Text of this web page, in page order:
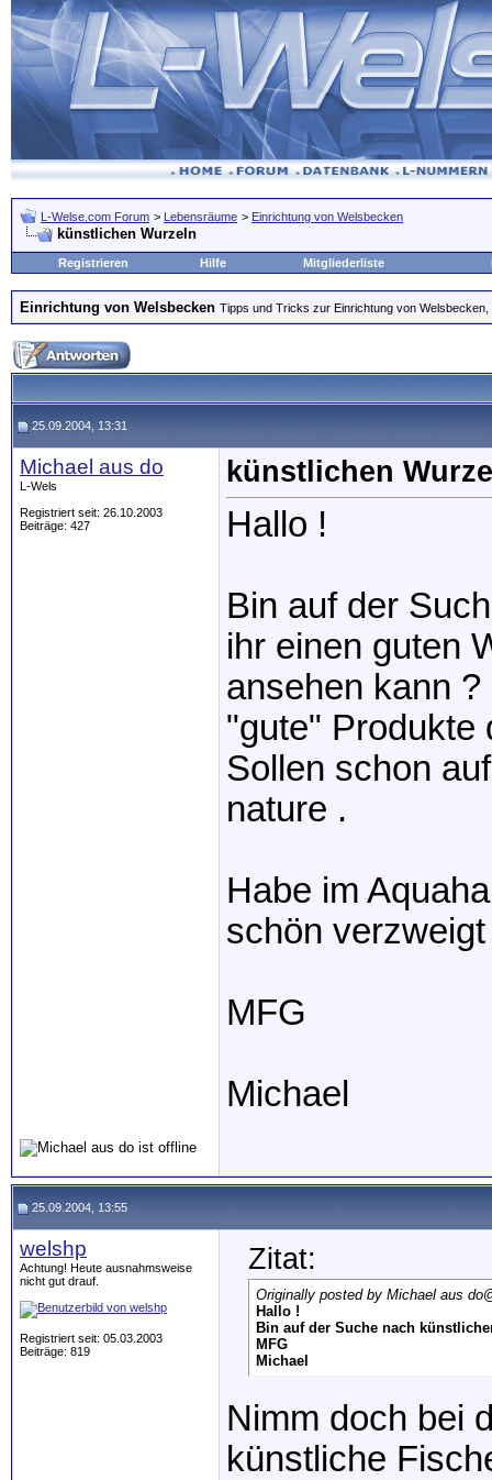
L-Welse.com Forum > Lebensräume > Einrichtung von Welsbecken
künstlichen Wurzeln
Registrieren Hilfe Mitgliederliste
Einrichtung von Welsbecken Tipps und Tricks zur Einrichtung von
25.09.2004, 13:31
Michael aus do
L-Wels
Registriert seit: 26.10.2003
Beiträge: 427
künstlichen
Hallo !
Bin auf der
ihr einen guten
ansehen kann
"gute" Produkte
Sollen schon
nature .
Habe im
schön
MFG
Michael
25.09.2004, 13:55
welshp
Achtung! Heute ausnahmsweise
nicht gut drauf.
Registriert seit: 05.03.2003
Beiträge: 819
Zitat:
Originally posted by Michael aus do
Hallo !
Bin auf der Suche nach
MFG
Michael
Nimm doch bei
künstliche